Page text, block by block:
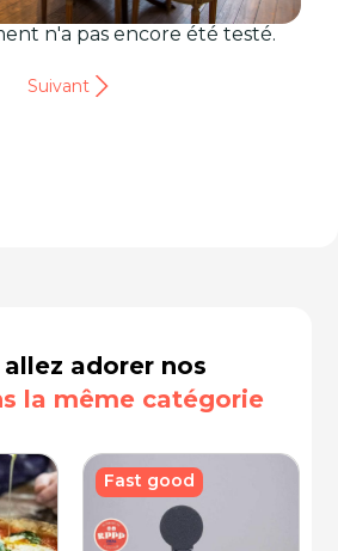
n'a pas encore été testé.
Suivant
allez adorer nos
la même catégorie
Fast good